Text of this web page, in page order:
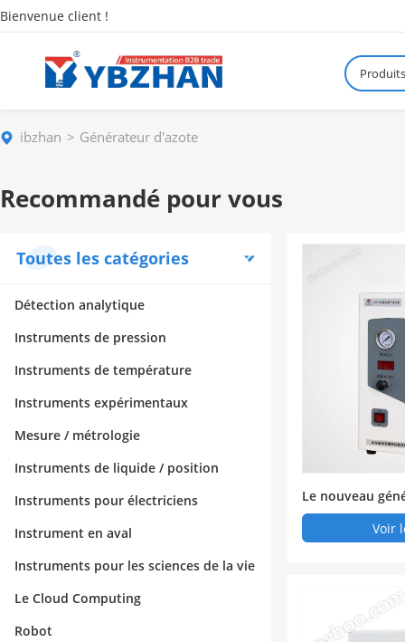
Bienvenue client !
Produits
ibzhan Générateur d'azote
Recommandé pour vous
Toutes les catégories
Détection analytique
Instruments de pression
Instruments de température
Instruments expérimentaux
Mesure / métrologie
Instruments de liquide / position
Instruments pour électriciens
Instrument en aval
Instruments pour les sciences de la vie
Le Cloud Computing
Robot
Le nouveau
e pureté lcn -
Voir